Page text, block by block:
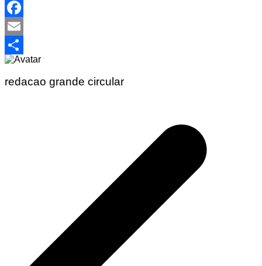
WhatsApp
Facebook
Email
Share
redacao grande circular